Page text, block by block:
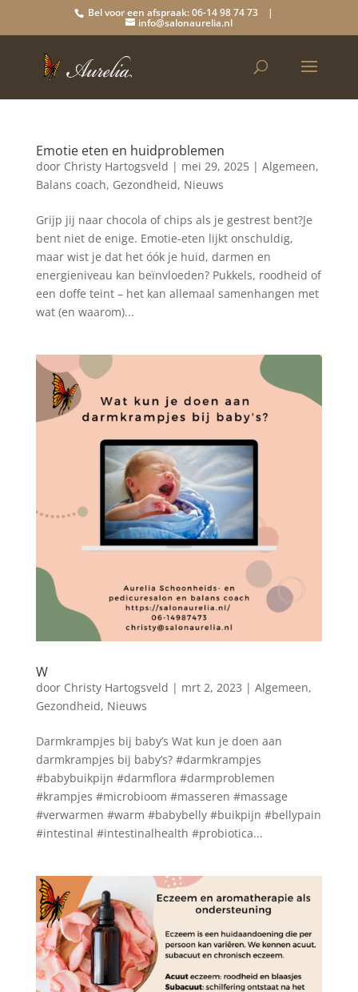
Bel voor een afspraak: 06-14 98 74 73 |
info@salonaurelia.nl
Emotie eten en huidproblemen
door Christy Hartogsveld | mei 29, 2025| Algemeen,
Balans coach, Gezondheid, Nieuws
Grijp jij naar chocola of chips als je gestrest bent?Je
bent niet de enige. Emotie-eten lijkt onschuldig,
maar wist je dat het óók je huid, darmen en
energieniveau kan beïnvloeden? Pukkels, roodheid of
een doffe teint – het kan allemaal samenhangen met
wat (en waarom)...
W
door Christy Hartogsveld | mrt 2, 2023 | Algemeen,
Gezondheid, Nieuws
Darmkrampjes bij baby’s Wat kun je doen aan
darmkrampjes bij baby’s? #darmkrampjes
#babybuikpijn #darmflora #darmproblemen
#krampjes #microbioom #masseren #massage
#verwarmen #warm #babybelly #buikpijn #bellypain
#intestinal #intestinalhealth #probiotica...